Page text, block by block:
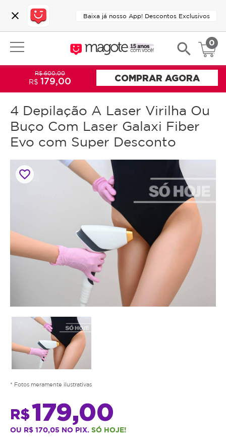
close Baixa já nosso App! Descontos Exclusivos
search 0
4 Depilação A Laser Virilha Ou
Buço Com Laser Galaxi Fiber
Evo com Super Desconto
favorite_border
* Fotos meramente ilustrativas
R$179,00
OU R$ 170,05 NO PIX. SÓ HOJE!
R$ 600,00
R$179,00 COMPRAR AGORA